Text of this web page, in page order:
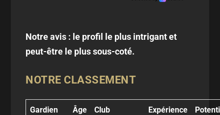
Notre avis : le profil le plus intrigant et
peut-être le plus sous-coté.
NOTRE CLASSEMENT
Gardien Âge Club Expérience